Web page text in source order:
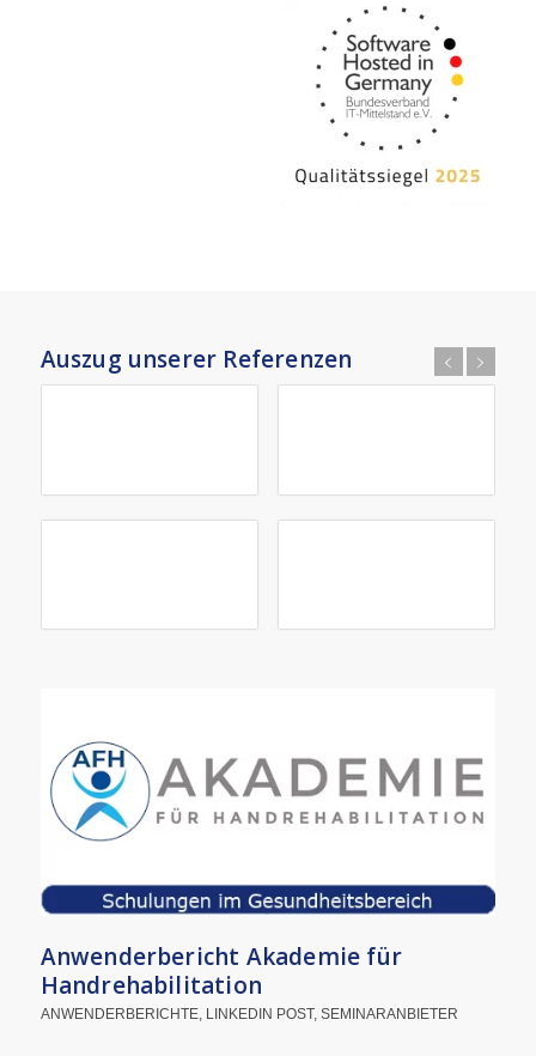
Auszug unserer Referenzen
Anwenderbericht Akademie für
Handrehabilitation
ANWENDERBERICHTE, LINKEDIN POST, SEMINARANBIETER